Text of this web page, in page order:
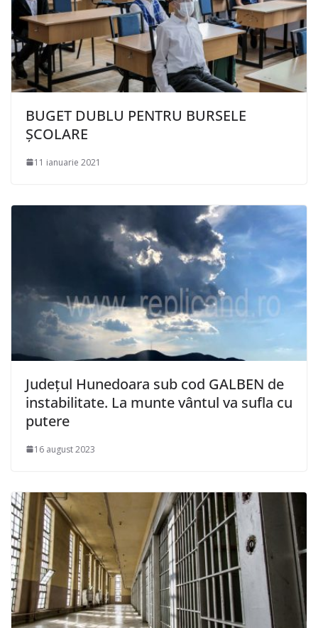
BUGET DUBLU PENTRU BURSELE
ȘCOLARE
11 ianuarie 2021
Județul Hunedoara sub cod GALBEN de
instabilitate. La munte vântul va sufla cu
putere
16 august 2023